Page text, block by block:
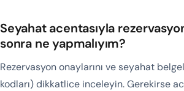
Seyahat acentasıyla
sonra ne yapmalıyım?
Rezervasyon onaylarını ve seyahat
kodları) dikkatlice inceleyin. Gerekirse